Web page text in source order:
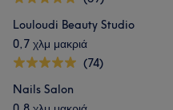
Louloudi Beauty Studio
0,7 χλμ μακριά
(74)
Nails Salon